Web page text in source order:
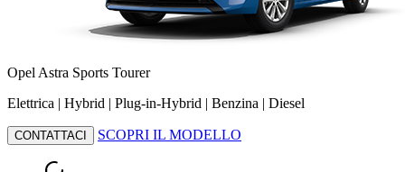
Opel Astra Sports Tourer
Elettrica | Hybrid | Plug-in-Hybrid | Benzina | Diesel
CONTATTACI SCOPRI IL MODELLO